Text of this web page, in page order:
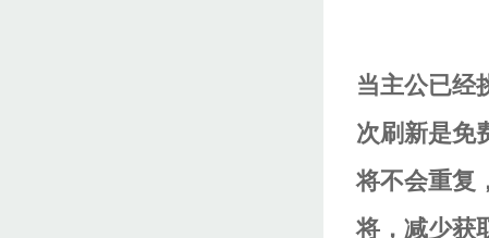
当主公已经
次刷新是免
将不会重复
将，减少获